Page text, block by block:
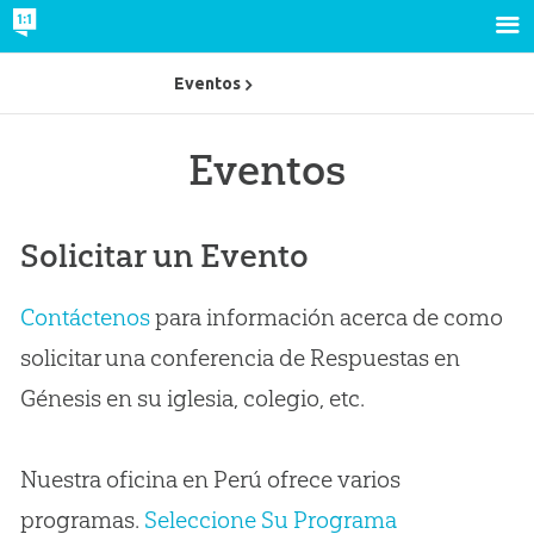
Eventos
Solicitar un Evento
Contáctenospara información acerca de como
solicitar una conferencia de Respuestas en
Génesis en su iglesia, colegio, etc.
Nuestra oficina en Perú ofrece varios
programas. Seleccione Su Programa
Eventos